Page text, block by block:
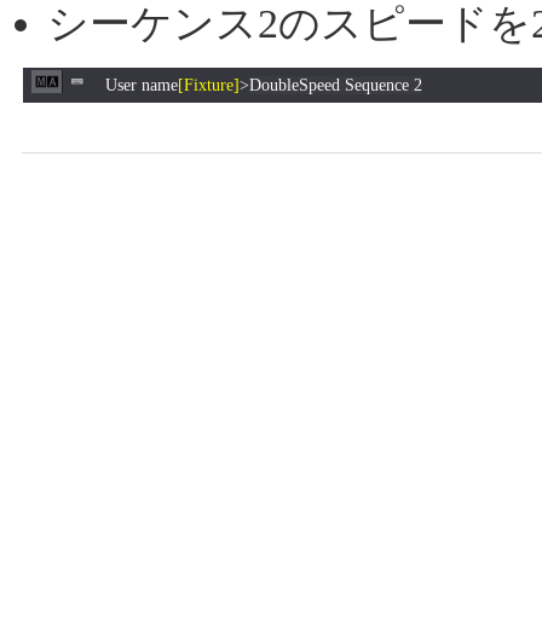
シーケンス2のスピード
User name[Fixture]>DoubleSpeed Sequence 2